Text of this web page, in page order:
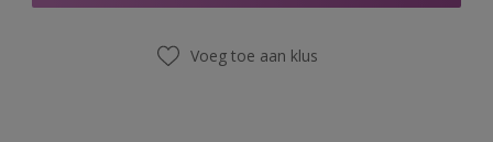
Voeg toe aan klus